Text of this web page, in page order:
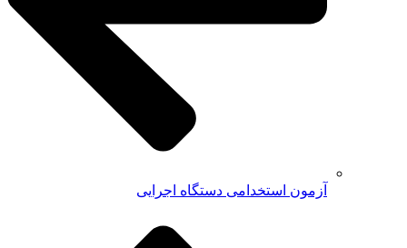
آزمون استخدامی دستگاه اجرایی